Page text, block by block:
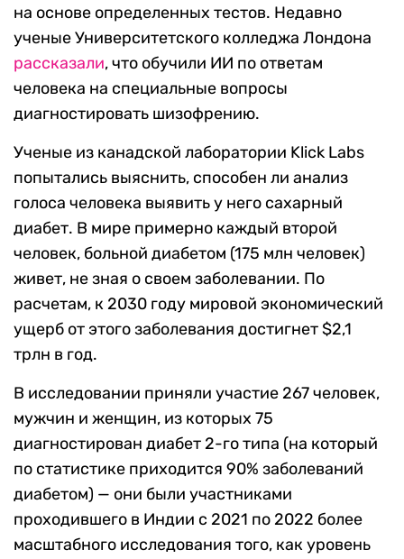
на основе определенных тестов. Недавно
ученые Университетского колледжа Лондона
рассказали, что обучили ИИ по ответам
человека на специальные вопросы
диагностировать шизофрению.
Ученые из канадской лаборатории Klick Labs
попытались выяснить, способен ли анализ
голоса человека выявить у него сахарный
диабет. В мире примерно каждый второй
человек, больной диабетом (175 млн человек)
живет, не зная о своем заболевании. По
расчетам, к 2030 году мировой экономический
ущерб от этого заболевания достигнет$2,1
трлн в год.
В исследовании приняли участие 267 человек,
мужчин и женщин, из которых 75
диагностирован диабет 2-го типа (на который
по статистике приходится 90% заболеваний
диабетом) — они были участниками
проходившего в Индии с 2021 по 2022 более
масштабного исследования того, как уровень